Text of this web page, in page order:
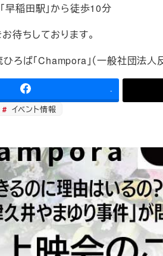
早稲田駅」から徒歩10分
待ちしております。
ろば「Champora」（一般社団法人
-
イベント情報